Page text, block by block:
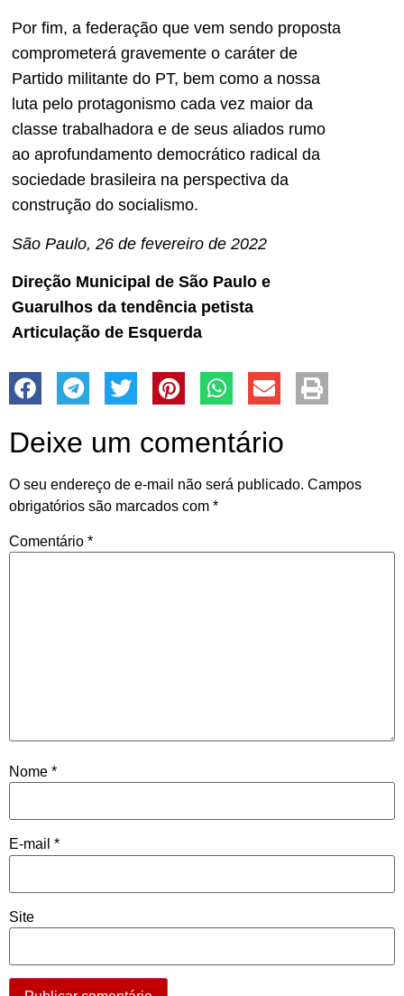
Por fim, a federação que vem sendo proposta
comprometerá gravemente o caráter de
Partido militante do PT, bem como a nossa
luta pelo protagonismo cada vez maior da
classe trabalhadora e de seus aliados rumo
ao aprofundamento democrático radical da
sociedade brasileira na perspectiva da
construção do socialismo.
São Paulo, 26 de fevereiro de 2022
Direção Municipal de São Paulo e
Guarulhos da tendência petista
Articulação de Esquerda
Deixe um comentário
O seu endereço de e-mail não será publicado. Campos
obrigatórios são marcados com *
Comentário *
Nome *
E-mail *
Site